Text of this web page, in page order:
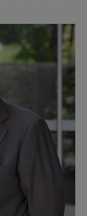
ante las
especial de